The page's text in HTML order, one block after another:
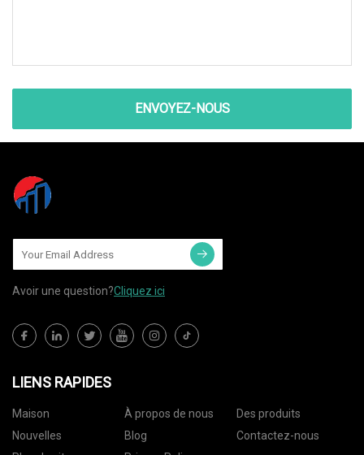
ENVOYEZ-NOUS
Avoir une question?Cliquez ici
LIENS RAPIDES
Maison À propos de nous
Des produits
Nouvelles
Blog
Contactez-nous